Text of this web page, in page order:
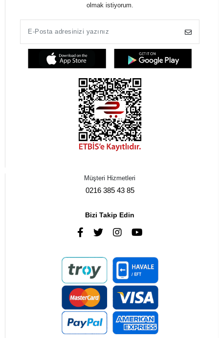
olmak istiyorum.
Müşteri Hizmetleri
0216 385 43 85
Bizi Takip Edin